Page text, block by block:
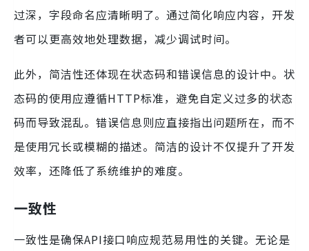
过深，字段命名应清晰明了。通过简化响应内容，开发
者可以更高效地处理数据，减少调试时间。
此外，简洁性还体现在状态码和错误信息的设计中。状
态码的使用应遵循HTTP标准，避免自定义过多的状态
码而导致混乱。错误信息则应直接指出问题所在，而不
是使用冗长或模糊的描述。简洁的设计不仅提升了开发
效率，还降低了系统维护的难度。
一致性
一致性是确保API接口响应规范易用性的关键。无论是